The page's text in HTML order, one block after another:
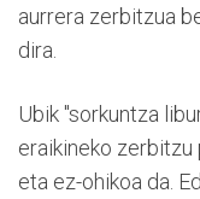
aurrera zerbitzua
dira.
Ubik "sorkuntza
eraikineko
eta ez-ohikoa da.